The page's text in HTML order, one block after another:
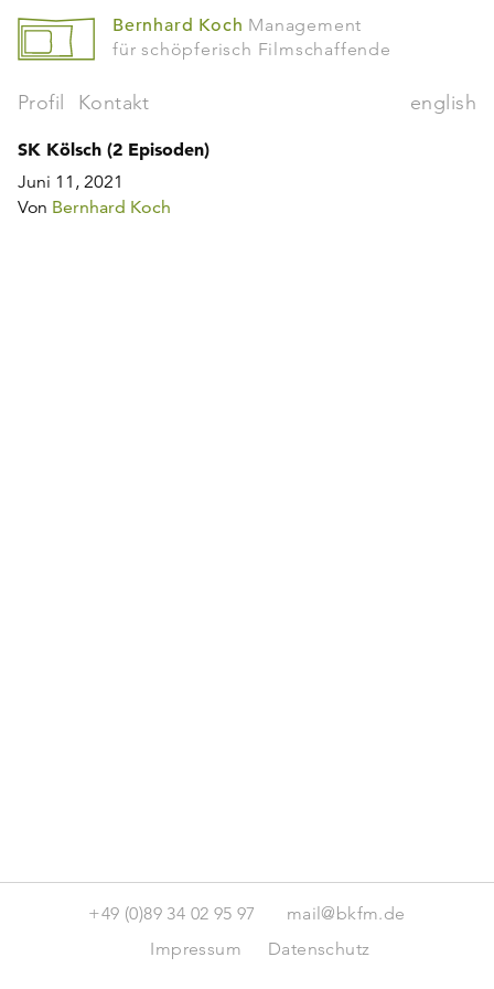
Bernhard Koch Management
für schöpferisch Filmschaffende
Profil Kontakt english
SK Kölsch (2 Episoden)
Juni 11, 2021
Von Bernhard Koch
+49 (0)89 34 02 95 97
mail@bkfm.de
Impressum
Datenschutz